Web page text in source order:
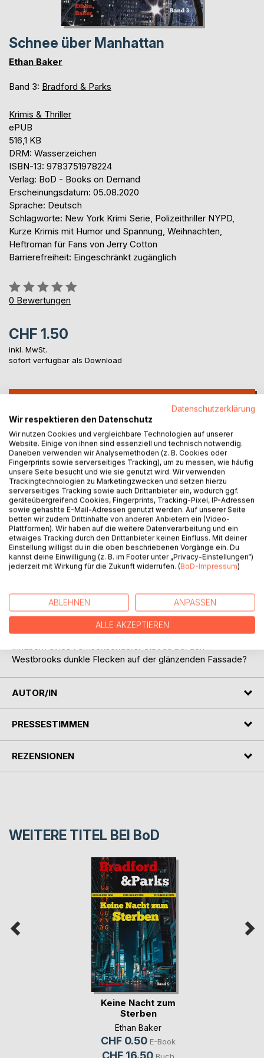
Schnee über Manhattan
Ethan Baker
Band 3: Bradford & Parks
Krimis & Thriller
ePUB
516,1 KB
DRM: Wasserzeichen
ISBN-13: 9783751978224
Verlag: BoD - Books on Demand
Erscheinungsdatum: 05.08.2020
Sprache: Deutsch
Schlagworte: New York Krimi Serie, Polizeithriller NYPD,
Kurze Krimis mit Humor und Spannung, Weihnachten,
Heftroman für Fans von Jerry Cotton
Barrierefreiheit: Eingeschränkt zugänglich
Bewertung::
0%
0 Bewertungen
CHF 1.50
inkl. MwSt.
sofort verfügbar als Download
Auf die Merkliste
Titel bewerten
BESCHREIBUNG
Dezember. Schnee liegt in der Luft und auf der Straße ein
war ein beliebter Wohltäter in Manhattan. Seine Freundin ist
nicht auffindbar. Dafür erkennen Avery Bradford und John
Parks schnell, dass der Tote und die Vermisste in
Beziehung zur Milliardärsfamilie Westbrook standen, den
Westbrooks dunkle Flecken auf der glänzenden Fassade?
AUTOR/IN
PRESSESTIMMEN
REZENSIONEN
WEITERE TITEL BEI BoD
Keine Nacht zum
Sterben
Ethan Baker
CHF 0.50 E-Book
CHF 16.50
Datenschutzerklärung
Wir respektieren den Datenschutz
Wir nutzen Cookies und vergleichbare Technologien auf unserer
Website. Einige von ihnen sind essenziell und technisch notwendig.
Daneben verwenden wir Analysemethoden (z. B. Cookies oder
Fingerprints sowie serverseitiges Tracking), um zu messen, wie häufig
unsere Seite besucht und wie sie genutzt wird. Wir verwenden
Trackingtechnologien zu Marketingzwecken und setzen hierzu
serverseitiges Tracking sowie auch Drittanbieter ein, wodurch ggf.
geräteübergreifend Cookies, Fingerprints, Tracking-Pixel, IP-Adressen
sowie gehashte E-Mail-Adressen genutzt werden. Auf unserer Seite
betten wir zudem Drittinhalte von anderen Anbietern ein (Video-
Plattformen). Wir haben auf die weitere Datenverarbeitung und ein
etwaiges Tracking durch den Drittanbieter keinen Einfluss. Mit deiner
Einstellung willigst du in die oben beschriebenen Vorgänge ein. Du
kannst deine Einwilligung (z. B. im Footer unter „Privacy-Einstellungen“)
jederzeit mit Wirkung für die Zukunft widerrufen. (BoD-Impressum)
ABLEHNEN ANPASSEN
ALLE AKZEPTIEREN